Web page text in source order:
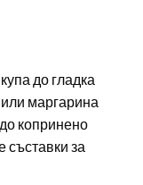
до гладка
маргарина
копринено
съставки за